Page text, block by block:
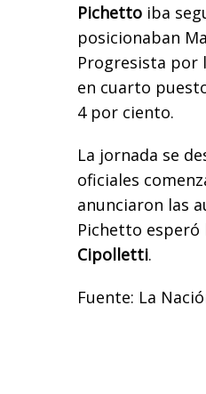
Pichetto iba
posicionaban
Progresista por
en cuarto
4 por ciento.
La jornada se
oficiales
anunciaron las
Pichetto esperó
Cipolletti.
Fuente: La